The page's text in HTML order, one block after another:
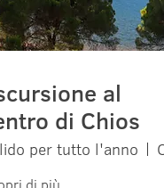
al
di Chios
per tutto l'anno